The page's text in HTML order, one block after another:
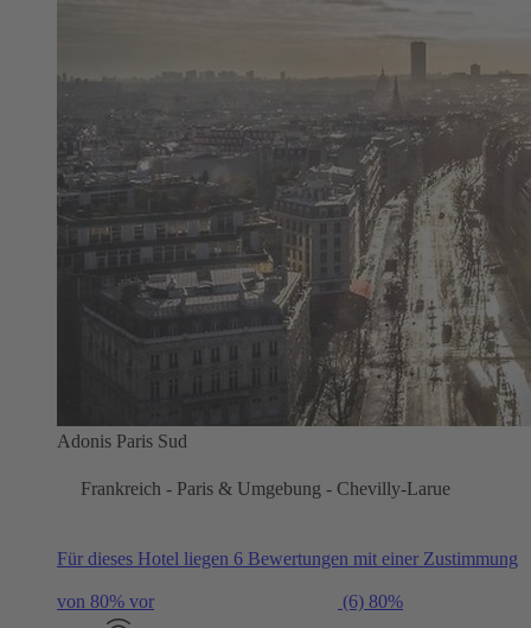
Adonis Paris Sud
Frankreich - Paris & Umgebung - Chevilly-Larue
Für dieses Hotel liegen 6 Bewertungen mit einer Zustimmung
von 80% vor (6) 80%